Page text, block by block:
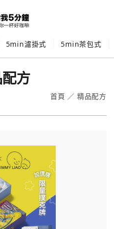
5min濾掛式 5min茶包式
方
首頁 ／ 精品配方